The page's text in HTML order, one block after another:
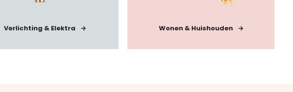
Verlichting & Elektra Wonen & Huishouden